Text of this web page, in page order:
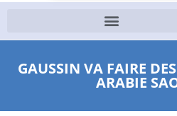
GAUSSIN VA FAIRE
ARABIE